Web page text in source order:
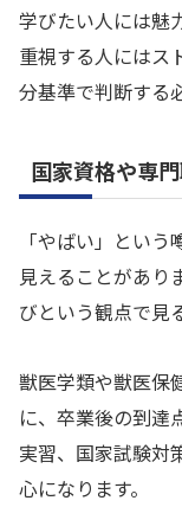
学びたい人には魅
重視する人にはス
分基準で判断する
国家資格や専
「やばい」とい
見えることがあり
びという観点で見
獣医学類や獣医保
に、卒業後の到達
実習、国家試験対
心になります。